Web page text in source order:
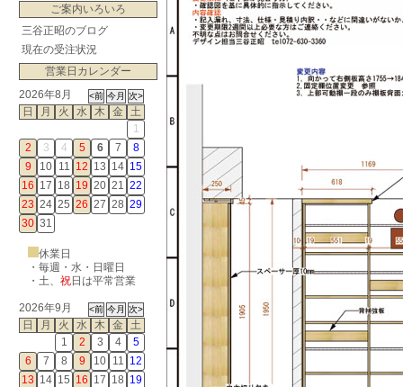
ご案内いろいろ
三谷正昭のブログ
現在の受注状況
営業日カレンダー
2026年8月
日
月 火 水 木 金
土
1
2
3 4 5 6 7
8
9
10 11 12 13 14 15
16 17 18 19 20 21 22
23 24 25 26 27 28 29
30 31
休業日
・毎週・水・日曜日
・ 土、 祝日は平常営業
2026年9月
日
月 火 水 木 金
土
1
2 3 4
5
6
7 8 9 10 11 12
13 14 15 16 17 18 19